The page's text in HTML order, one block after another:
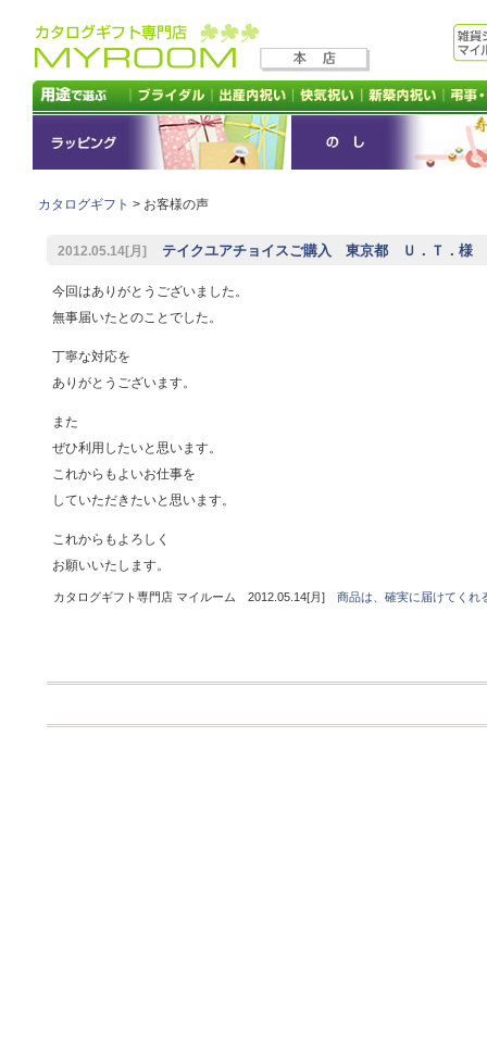
カタログギフト > お客様の声
2012.05.14[月] テイクユアチョイスご購入 東京都 Ｕ．Ｔ．様
今回はありがとうございました。
無事届いたとのことでした。
丁寧な対応を
ありがとうございます。
また
ぜひ利用したいと思います。
これからもよいお仕事を
していただきたいと思います。
これからもよろしく
お願いいたします。
カタログギフト専門店 マイルーム 2012.05.14[月] 商品は、確実に届けてくれ